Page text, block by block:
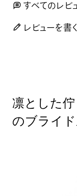
すべてのレビ
レビューを書く
凛とした
のブライ